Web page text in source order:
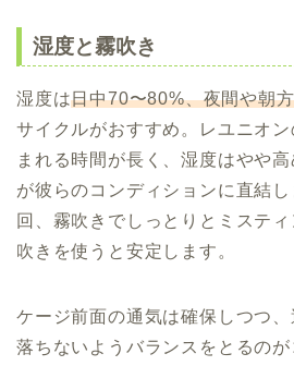
湿度と霧吹き
湿度は日中70〜80%、夜間や朝
サイクルがおすすめ。レユニオ
まれる時間が長く、湿度はやや
が彼らのコンディションに直結
回、霧吹きでしっとりとミステ
吹きを使うと安定します。
ケージ前面の通気は確保しつつ
落ちないようバランスをとるのが